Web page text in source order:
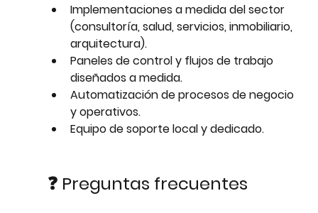
Implementaciones a medida del sector
(consultoría, salud, servicios, inmobiliario,
arquitectura).
Paneles de control y flujos de trabajo
diseñados a medida.
Automatización de procesos de negocio
y operativos.
Equipo de soporte local y dedicado.
❓ Preguntas frecuentes